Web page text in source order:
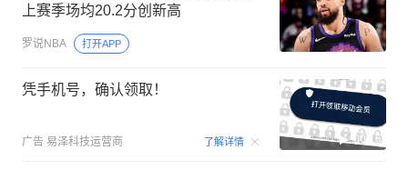
上赛季场均20.2分创新高
罗说NBA 打开APP
凭手机号，确认领取！
广告 易泽科技运营商 了解详情 00:15